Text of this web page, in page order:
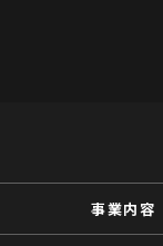
事業内容